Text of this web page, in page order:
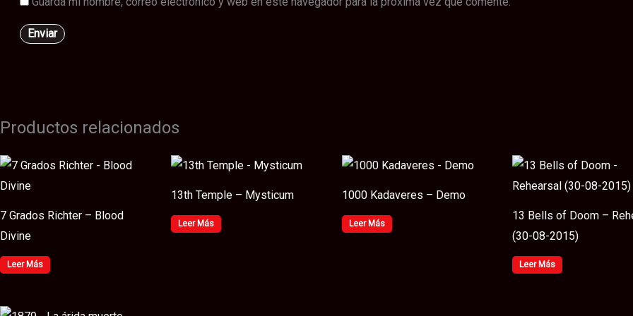
Productos relacionados
7 Grados Richter – Blood
Divine
Leer Más
13th Temple – Mysticum
Leer Más
1000 Kadaveres – Demo
Leer Más
13 Bells of Doom –
(30​-​08​-​2015)
Leer Más